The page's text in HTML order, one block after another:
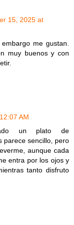
15, 2025 at
me gustan.
muy buenos y con
AM
un plato de
parece sencillo, pero
aunque cada
entra por los ojos y
tanto disfruto